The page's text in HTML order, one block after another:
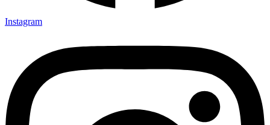
Instagram